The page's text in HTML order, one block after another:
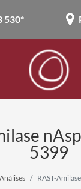
530*
5399
Análises RAST-